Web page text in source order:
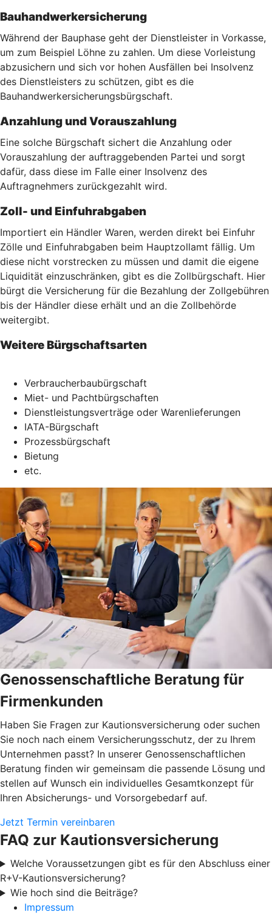
Bauhandwerkersicherung
Während der Bauphase geht der Dienstleister in Vorkasse,
um zum Beispiel Löhne zu zahlen. Um diese Vorleistung
abzusichern und sich vor hohen Ausfällen bei Insolvenz
des Dienstleisters zu schützen, gibt es die
Bauhandwerkersicherungsbürgschaft.
Anzahlung und Vorauszahlung
Eine solche Bürgschaft sichert die Anzahlung oder
Vorauszahlung der auftraggebenden Partei und sorgt
dafür, dass diese im Falle einer Insolvenz des
Auftragnehmers zurückgezahlt wird.
Zoll- und Einfuhrabgaben
Importiert ein Händler Waren, werden direkt bei Einfuhr
Zölle und Einfuhrabgaben beim Hauptzollamt fällig. Um
diese nicht vorstrecken zu müssen und damit die eigene
Liquidität einzuschränken, gibt es die Zollbürgschaft. Hier
bürgt die Versicherung für die Bezahlung der Zollgebühren
bis der Händler diese erhält und an die Zollbehörde
weitergibt.
Weitere Bürgschaftsarten
Verbraucherbaubürgschaft
Miet- und Pachtbürgschaften
Dienstleistungsverträge oder Warenlieferungen
IATA-Bürgschaft
Prozessbürgschaft
Bietung
etc.
Genossenschaftliche Beratung für
Firmenkunden
Haben Sie Fragen zur Kautionsversicherung oder suchen
Sie noch nach einem Versicherungsschutz, der zu Ihrem
Unternehmen passt? In unserer Genossenschaftlichen
Beratung finden wir gemeinsam die passende Lösung und
stellen auf Wunsch ein individuelles Gesamtkonzept für
Ihren Absicherungs- und Vorsorgebedarf auf.
Jetzt Termin vereinbaren
FAQ zur Kautionsversicherung
Welche Voraussetzungen gibt es für den Abschluss einer
R+V-Kautionsversicherung?
Wie hoch sind die Beiträge?
Impressum